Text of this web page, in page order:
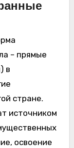
– прямые
в
стране.
источником
освоение